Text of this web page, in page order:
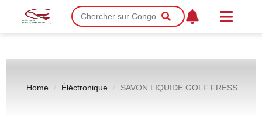
Home Éléctronique SAVON LIQUIDE GOLF FRESS